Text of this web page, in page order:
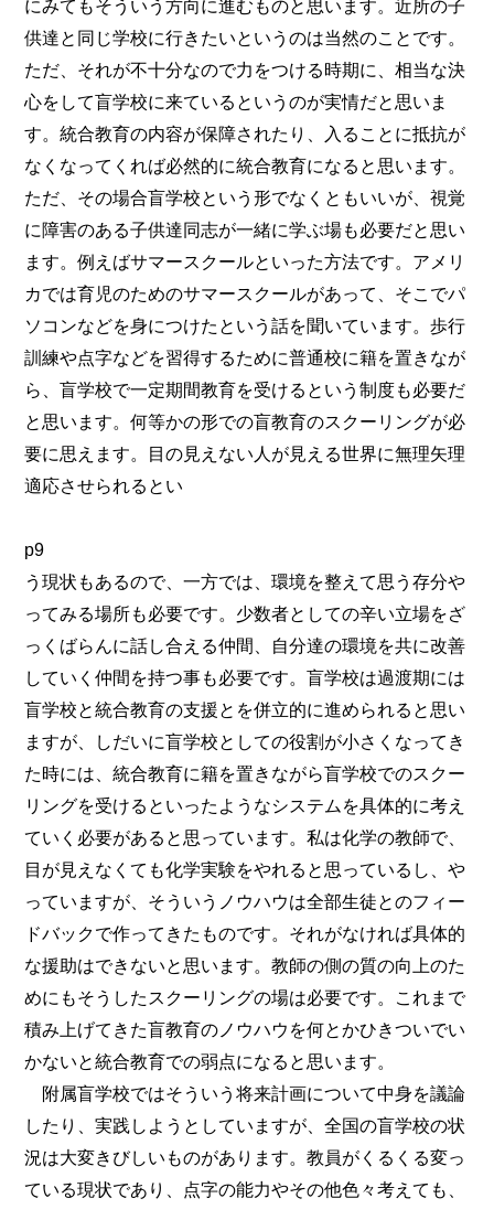
にみてもそういう方向に進むものと思います。近所の子
供達と同じ学校に行きたいというのは当然のことです。
ただ、それが不十分なので力をつける時期に、相当な決
心をして盲学校に来ているというのが実情だと思いま
す。統合教育の内容が保障されたり、入ることに抵抗が
なくなってくれば必然的に統合教育になると思います。
ただ、その場合盲学校という形でなくともいいが、視覚
に障害のある子供達同志が一緒に学ぶ場も必要だと思い
ます。例えばサマースクールといった方法です。アメリ
カでは育児のためのサマースクールがあって、そこでパ
ソコンなどを身につけたという話を聞いています。歩行
訓練や点字などを習得するために普通校に籍を置きなが
ら、盲学校で一定期間教育を受けるという制度も必要だ
と思います。何等かの形での盲教育のスクーリングが必
要に思えます。目の見えない人が見える世界に無理矢理
適応させられるとい
p9
う現状もあるので、一方では、環境を整えて思う存分や
ってみる場所も必要です。少数者としての辛い立場をざ
っくばらんに話し合える仲間、自分達の環境を共に改善
していく仲間を持つ事も必要です。盲学校は過渡期には
盲学校と統合教育の支援とを併立的に進められると思い
ますが、しだいに盲学校としての役割が小さくなってき
た時には、統合教育に籍を置きながら盲学校でのスクー
リングを受けるといったようなシステムを具体的に考え
ていく必要があると思っています。私は化学の教師で、
目が見えなくても化学実験をやれると思っているし、や
っていますが、そういうノウハウは全部生徒とのフィー
ドバックで作ってきたものです。それがなければ具体的
な援助はできないと思います。教師の側の質の向上のた
めにもそうしたスクーリングの場は必要です。これまで
積み上げてきた盲教育のノウハウを何とかひきついでい
かないと統合教育での弱点になると思います。
附属盲学校ではそういう将来計画について中身を議論
したり、実践しようとしていますが、全国の盲学校の状
況は大変きびしいものがあります。教員がくるくる変っ
ている現状であり、点字の能力やその他色々考えても、